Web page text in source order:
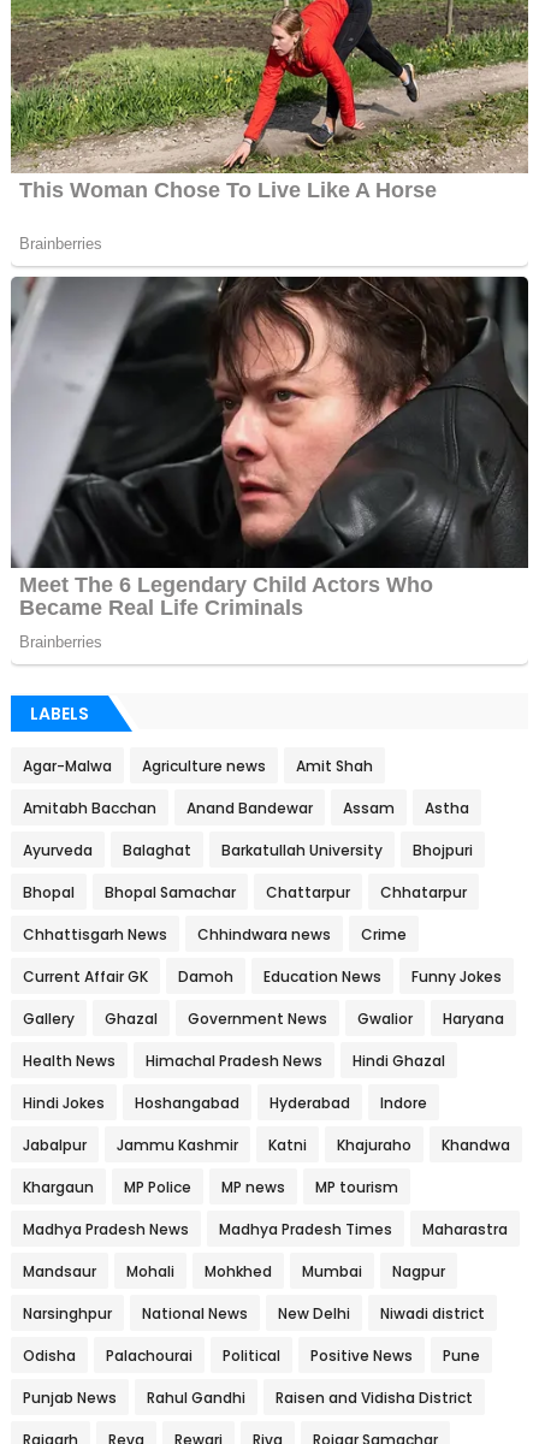
LABELS
Agar-Malwa Agriculture news Amit Shah
Amitabh Bacchan Anand Bandewar Assam Astha
Ayurveda Balaghat Barkatullah University Bhojpuri
Bhopal Bhopal Samachar Chattarpur Chhatarpur
Chhattisgarh News Chhindwara news Crime
Current Affair GK Damoh Education News Funny Jokes
Gallery Ghazal Government News Gwalior Haryana
Health News Himachal Pradesh News Hindi Ghazal
Hindi Jokes Hoshangabad Hyderabad Indore
Jabalpur Jammu Kashmir Katni Khajuraho Khandwa
Khargaun MP Police MP news MP tourism
Madhya Pradesh News Madhya Pradesh Times Maharastra
Mandsaur Mohali Mohkhed Mumbai Nagpur
Narsinghpur National News New Delhi Niwadi district
Odisha Palachourai Political Positive News Pune
Punjab News Rahul Gandhi Raisen and Vidisha District